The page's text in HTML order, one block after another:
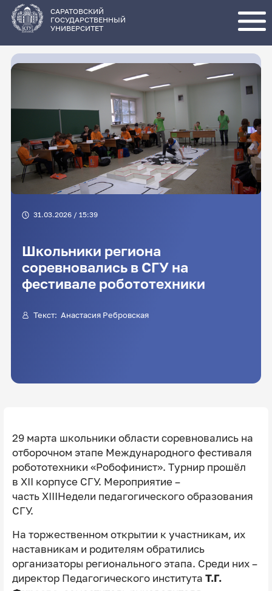
основному
содержанию
САРАТОВСКИЙ
ГОСУДАРСТВЕННЫЙ
УНИВЕРСИТЕТ
31.03.2026 / 15:39
Школьники региона
соревновались в СГУ на
фестивале робототехники
Текст: Анастасия Ребровская
29 марта школьники области соревновались на
отборочном этапе Международного фестиваля
робототехники «Робофинист». Турнир прошёл
в XII корпусе СГУ. Мероприятие –
часть XIIIНедели педагогического образования
СГУ.
На торжественном открытии к участникам, их
наставникам и родителям обратились
организаторы регионального этапа. Среди них –
директор Педагогического института Т.Г.